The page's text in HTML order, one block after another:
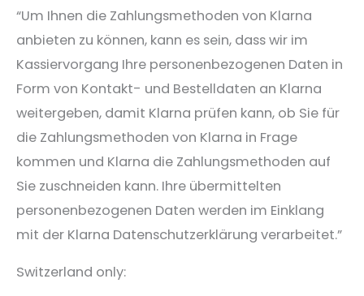
“Um Ihnen die Zahlungsmethoden von Klarna
anbieten zu können, kann es sein, dass wir im
Kassiervorgang Ihre personenbezogenen Daten in
Form von Kontakt- und Bestelldaten an Klarna
weitergeben, damit Klarna prüfen kann, ob Sie für
die Zahlungsmethoden von Klarna in Frage
kommen und Klarna die Zahlungsmethoden auf
Sie zuschneiden kann. Ihre übermittelten
personenbezogenen Daten werden im Einklang
mit der ​Klarna Datenschutzerklärung​ verarbeitet.”
Switzerland only: